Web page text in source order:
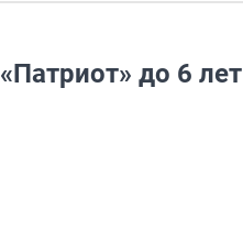
до 6 лет